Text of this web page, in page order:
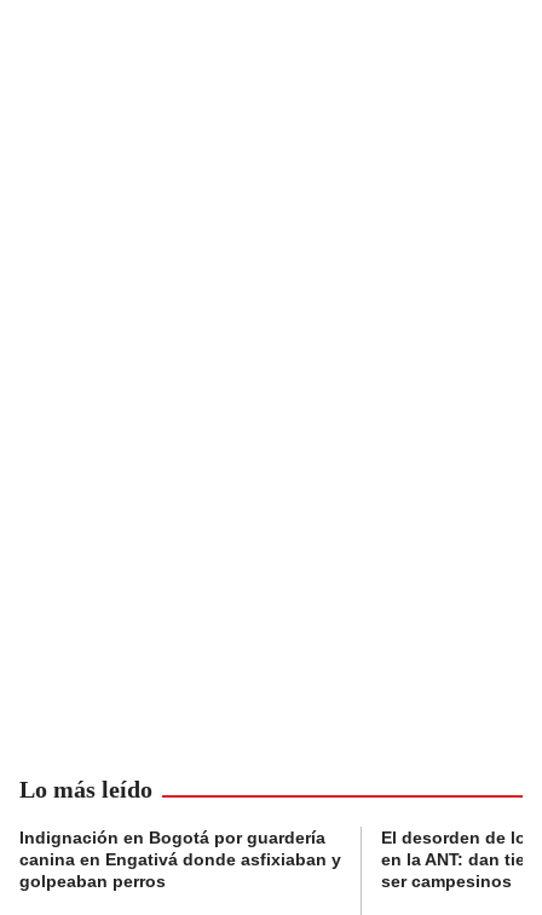
Lo más leído
Indignación en Bogotá por guardería
canina en Engativá donde asfixiaban y
golpeaban perros
El desorden de
en la ANT: dan
ser campesinos